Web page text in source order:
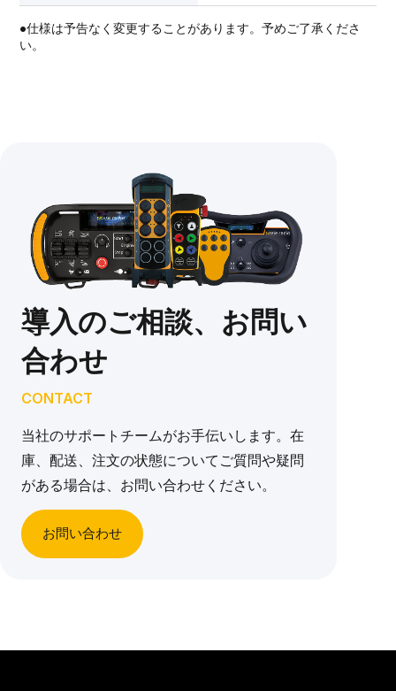
●仕様は予告なく変更することがあります。予めご了承くださ
い。
導入のご相談、お問い
合わせ
CONTACT
当社のサポートチームがお手伝いします。在
庫、配送、注文の状態についてご質問や疑問
がある場合は、お問い合わせください。
お問い合わせ